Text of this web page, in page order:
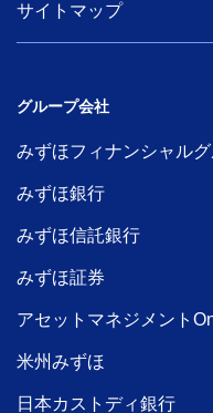
サイトマップ
グループ会社
みずほフィナンシャル
みずほ銀行
みずほ信託銀行
みずほ証券
アセットマネジメント
米州みずほ
日本カストディ銀行